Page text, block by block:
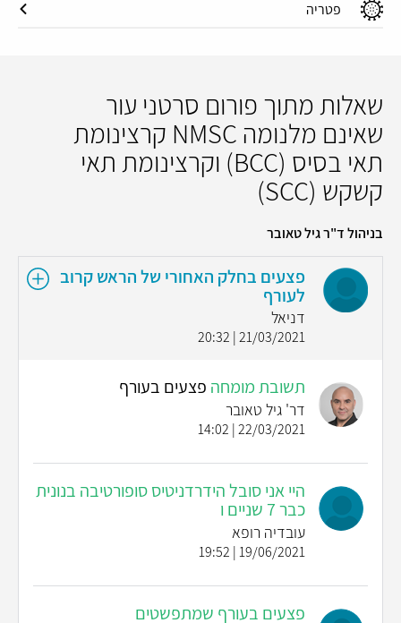
פטריה
שאלות מתוך פורום סרטני עור
שאינם מלנומה NMSC קרצינומת
תאי בסיס (BCC) וקרצינומת תאי
קשקש (SCC)
בניהול ד"ר גיל טאובר
פצעים בחלק האחורי של הראש קרוב
לעורף
דניאל
21/03/2021 | 20:32
תשובת מומחה פצעים בעורף
דר' גיל טאובר
22/03/2021 | 14:02
היי אני סובל הידרדניטיס סופורטיבה בנונית
כבר 7 שניים ו
עובדיה רופא
19/06/2021 | 19:52
פצעים בעורף שמתפשטים